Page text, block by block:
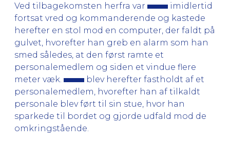
Ved tilbagekomsten herfra var
imidlertid
fortsat vred og kommanderende og kastede
herefter en stol mod en computer, der faldt på
gulvet, hvorefter han greb en alarm som han
smed således, at den først ramte et
personalemedlem og siden et vindue flere
meter væk.
blev herefter fastholdt af et
personalemedlem, hvorefter han af tilkaldt
personale blev ført til sin stue, hvor han
sparkede til bordet og gjorde udfald mod de
omkringstående.